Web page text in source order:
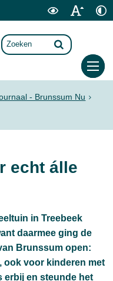
- Brunssum Nu
echt álle
in Treebeek
daarmee ging de
Brunssum open:
ook voor kinderen met
erbij en steunde het